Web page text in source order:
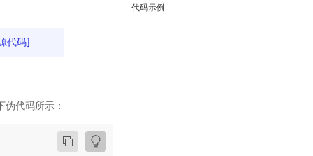
代码示例
代码]
代码所示：